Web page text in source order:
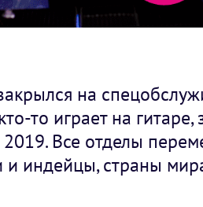
на
то играет на
Все отделы
и индейцы, страны